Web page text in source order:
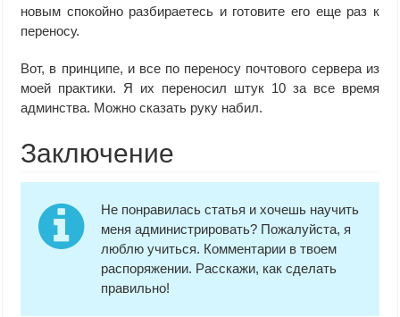
новым спокойно разбираетесь и готовите его еще раз к
переносу.
Вот, в принципе, и все по переносу почтового сервера из
моей практики. Я их переносил штук 10 за все время
админства. Можно сказать руку набил.
Заключение
Не понравилась статья и хочешь научить
меня администрировать? Пожалуйста, я
люблю учиться. Комментарии в твоем
распоряжении. Расскажи, как сделать
правильно!